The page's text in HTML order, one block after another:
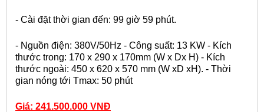
- Cài đặt thời gian đến: 99 giờ 59 phút.
- Nguồn điện: 380V/50Hz - Công suất: 13 KW - Kích
thước trong: 170 x 290 x 170mm (W x Dx H) - Kích
thước ngoài: 450 x 620 x 570 mm (W xD xH). - Thời
gian nóng tới Tmax: 50 phút
Giá: 241.500.000 VNĐ